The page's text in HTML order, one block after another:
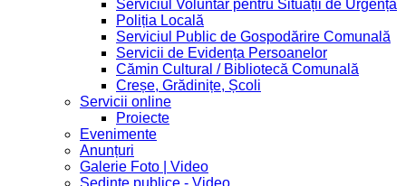
Serviciul Voluntar pentru Situații de Urgență
Poliția Locală
Serviciul Public de Gospodărire Comunală
Servicii de Evidența Persoanelor
Cămin Cultural / Bibliotecă Comunală
Creșe, Grădinițe, Școli
Servicii online
Proiecte
Evenimente
Anunțuri
Galerie Foto | Video
Sedinte publice - Video